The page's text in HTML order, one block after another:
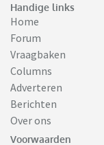
Handige links
Home
Forum
Vraagbaken
Columns
Adverteren
Berichten
Over ons
Voorwaarden